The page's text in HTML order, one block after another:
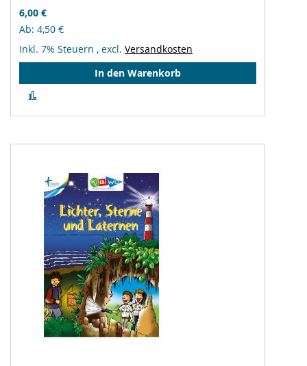
6,00 €
Ab 4,50 €
Inkl. 7% Steuern , excl. Versandkosten
In den Warenkorb
hinzufügen